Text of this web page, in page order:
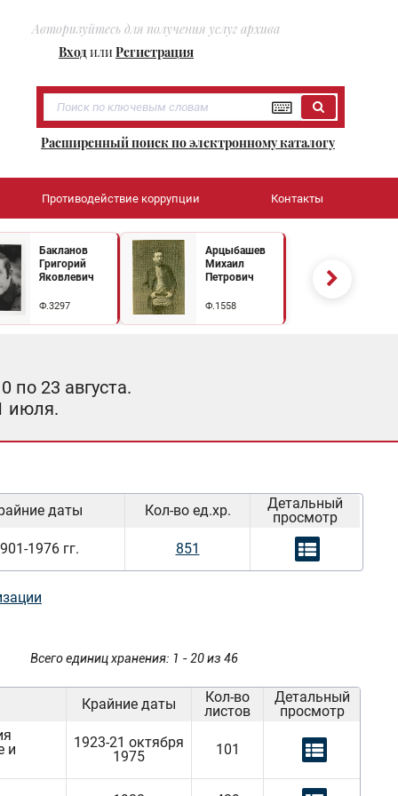
Авторизуйтесь для получения услуг архива
ВходилиРегистрация
Расширенный поиск по электронному каталогу
Противодействие коррупции Контакты
Бакланов
Григорий
Яковлевич
Ф.3297
Арцыбашев
Михаил
Петрович
Ф.1558
по 23 августа.
июля.
даты Кол-во ед.хр.
Детальный
просмотр
1976 гг.
851
Всего единиц хранения: 1 - 20 из 46
Крайние даты
Кол-во
листов
Детальный
просмотр
и
1923-21 октября
1975
101